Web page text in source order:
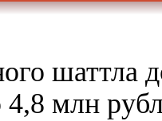
шаттла
4,8 млн